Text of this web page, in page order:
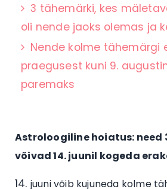
3 tähemärki, kes
oli nende jaoks olemas ja
Nende kolme tähemärgi
praegusest kuni 9.
paremaks
Astroloogiline hoiatus: need
võivad 14. juunil kogeda
juuni võib kujuneda kolme